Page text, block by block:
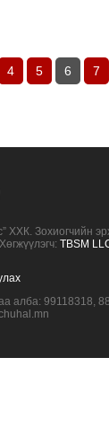
4 5 6 7
ХХК. Зохиогчийн
TBSM
алба: 99118318,